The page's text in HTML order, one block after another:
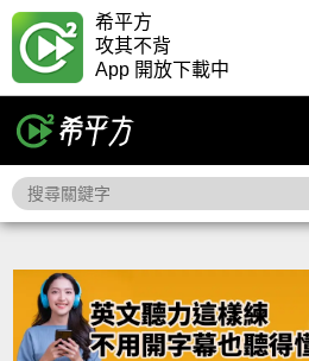
希平方
攻其不背
App 開放下載中